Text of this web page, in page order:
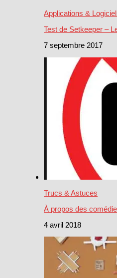
Applications &
Test de Setkeeper –
7 septembre 2017
Trucs & Astuces
À propos des
4 avril 2018